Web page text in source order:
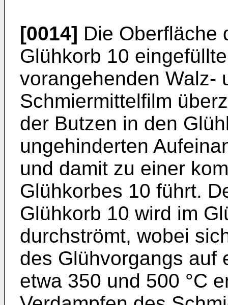
[0014] Die Oberfläche
Glühkorb 10
vorangehenden Walz-
Schmiermittelfilm
der Butzen in den
ungehinderten
und damit zu einer
Glühkorbes 10 führt.
Glühkorb 10 wird im
durchströmt, wobei
des Glühvorgangs auf
etwa 350 und 500 °C